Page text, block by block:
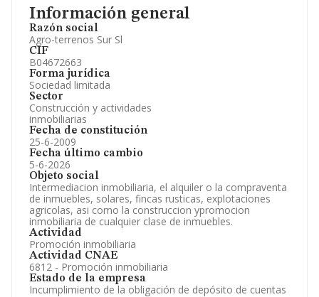
Información general
Razón social
Agro-terrenos Sur Sl
CIF
B04672663
Forma jurídica
Sociedad limitada
Sector
Construcción y actividades
inmobiliarias
Fecha de constitución
25-6-2009
Fecha último cambio
5-6-2026
Objeto social
Intermediacion inmobiliaria, el alquiler o la compraventa
de inmuebles, solares, fincas rusticas, explotaciones
agricolas, asi como la construccion ypromocion
inmobiliaria de cualquier clase de inmuebles.
Actividad
Promoción inmobiliaria
Actividad CNAE
6812 - Promoción inmobiliaria
Estado de la empresa
Incumplimiento de la obligación de depósito de cuentas
Información oficial y registral complementaria.